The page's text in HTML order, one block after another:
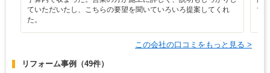
ていただいたし、こちらの要望を聞いていろいろ提案してくれ
た。
て
この会社の口コミをもっと見る >
リフォーム事例 （49件）